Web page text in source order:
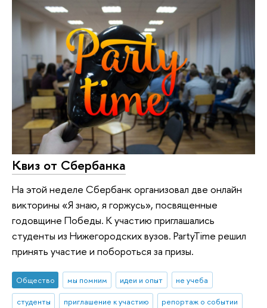
Квиз от Сбербанка
На этой неделе Сбербанк организовал две онлайн
викторины «Я знаю, я горжусь», посвященные
годовщине Победы. К участию приглашались
студенты из Нижегородских вузов. PartyTime решил
принять участие и побороться за призы.
Общество мы помним идеи и опыт
не учеба
студенты
приглашение к участию
репортаж о событии